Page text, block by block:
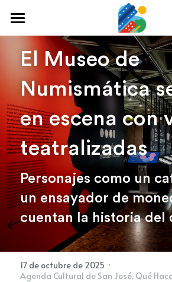
Home
Qué hacer
Arte y cultura
Cine y TV
Comida y tragos
Tours desde San José
Buscar
El Museo de
Numismática
en escena con
teatralizadas
Personajes como un
un ensayador de
cuentan la historia del
17 de octubre de 2025 ·
Agenda Cultural de San José, Qué